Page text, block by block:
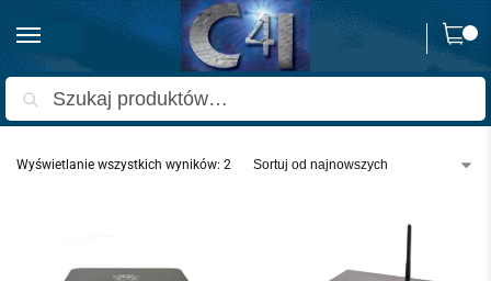
0
Strona główna Produkty oznaczone “Block SV-10”
Wyświetlanie wszystkich wyników: 2